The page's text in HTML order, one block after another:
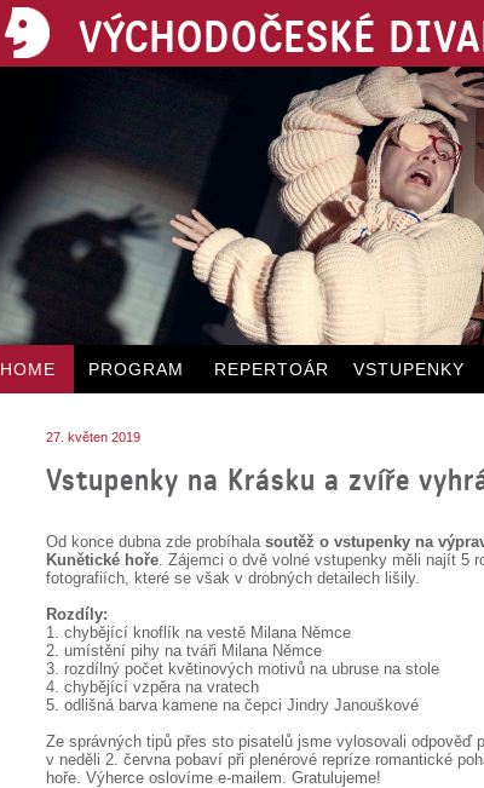
VÝCHODOČESKÉ
HOME PROGRAM REPERTOÁR VSTUPENKY
27. květen 2019
Vstupenky na Krásku a zvíře
Od konce dubna zde probíhala soutěž o vstupenky na
Kunětické hoře. Zájemci o dvě volné vstupenky měli najít 5
fotografiích, které se však v drobných detailech lišily.
Rozdíly:
1. chybějící knoflík na vestě Milana Němce
2. umístění pihy na tváři Milana Němce
3. rozdílný počet květinových motivů na ubruse na stole
4. chybějící vzpěra na vratech
5. odlišná barva kamene na čepci Jindry Janouškové
Ze správných tipů přes sto pisatelů jsme vylosovali odpověď
v neděli 2. června pobaví při plenérové repríze romantické
hoře. Výherce oslovíme e-mailem. Gratulujeme!